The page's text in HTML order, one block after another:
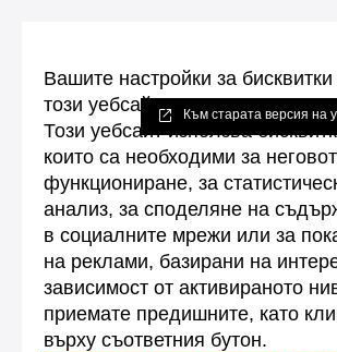
Към старата версия на
Вашите настройки за
този уебсайт
Този уебсайт използва
които са необходими за
функциониране, за
анализ, за споделяне на
в социалните мрежи или за
на реклами, базирани на
зависимост от активираното
приемате предишните, като
върху съответния бутон.